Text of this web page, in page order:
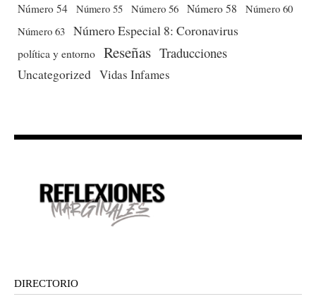
Número 54 Número 55 Número 56 Número 58
Número 60
Número 63 Número Especial 8: Coronavirus
política y entorno Reseñas Traducciones
Uncategorized Vidas Infames
DIRECTORIO